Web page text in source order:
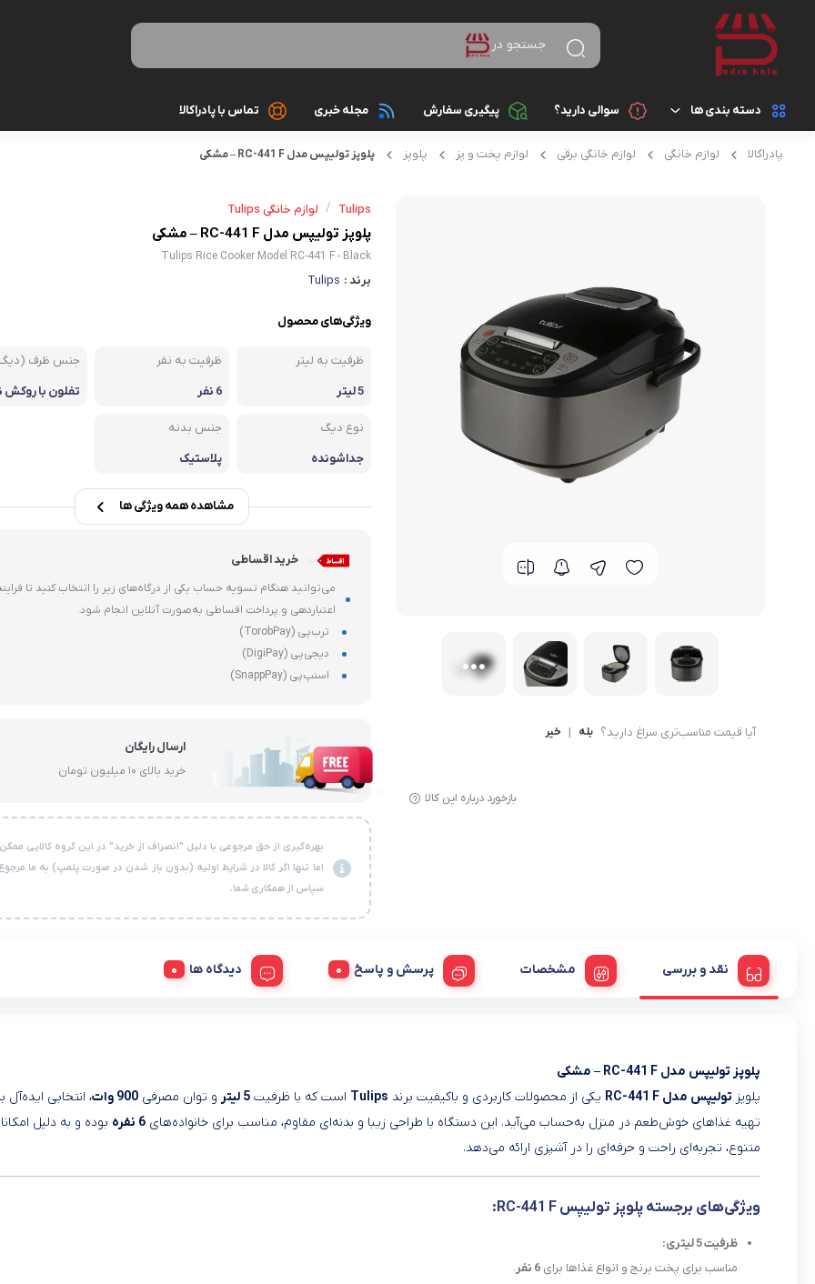
جستجو در
دسته بندی ها
کالای دیجیتال لوازم جانبی گوشی موبایل
تبدیل ها
شارژر موبایل و تبلت
ساعت هوشمند و مچ بند
محافظ صفحه نمایش گوشی
رینگ لایت
کارت حافظه
کارت خوان ram reader
کامپیوتر و تجهیزات جانبی
قطعات داخلی کامپیوتر
کابل صدا، AUX, HMDI
کابل پاور
کتاب، لوازم تحریر و هنر
ورزش و سفر
ابزار آلات و تجهیزات
سوالی دارید؟ پیگیری سفارش مجله خبری تماس با پادراکالا
پادراکالا لوازم خانگی لوازم خانگی برقی لوازم پخت و پز پلوپز پلوپز تولیپس مدل RC-441 F – مشکی
آیا قیمت مناسب‌تری سراغ دارید؟ بله | خیر
بازخورد درباره این کالا
Tulips
/ لوازم خانگی Tulips
پلوپز تولیپس مدل RC-441 F – مشکی
Tulips Rice Cooker Model RC-441 F - Black
برند : Tulips
ویژگی‌های محصول
ظرفیت به لیتر
5 لیتر
ظرفیت به نفر
6 نفر
جنس ظرف
تفلون با
نوع دیگ
جداشونده
جنس بدنه
پلاستیک
مشاهده همه ویژگی ها
خرید اقساطی
می‌توانید هنگام تسویه حساب یکی از درگاه‌های زیر را انتخاب کنید تا
اعتباردهی و پرداخت اقساطی به‌صورت آنلاین انجام شود.
ترب‌پی (TorobPay)
دیجی‌پی (DigiPay)
اسنپ‌پی (SnappPay)
ارسال رایگان
خرید بالای ۱۰ میلیون تومان
بهره‌گیری از حق مرجوعی با دلیل "انصراف از خرید" در این گروه کالایی
اما تنها اگر کالا در شرایط اولیه (بدون باز شدن در صورت پلمپ) به ما
سپاس از همکاری شما.
نقد و بررسی مشخصات پرسش و پاسخ دیدگاه ها
پلوپز تولیپس مدل RC-441 F – مشکی
پلوپز تولیپس مدل RC-441 F یکی از محصولات کاربردی و باکیفیت برند Tulips است که با ظرفیت 5 لیتر و توان مصرفی 900 وات
، انتخابی ایده‌آل
تهیه غذاهای خوش‌طعم در منزل به‌حساب می‌آید. این دستگاه با طراحی زیبا و بدنه‌ای مقاوم، مناسب برای خانواده‌های 6 نفره
بوده و به دلیل
متنوع، تجربه‌ای راحت و حرفه‌ای را در آشپزی ارائه می‌دهد.
ویژگی‌های برجسته پلوپز تولیپس RC-441 F:
ظرفیت 5 لیتری:
مناسب برای پخت برنج و انواع غذاها برای 6 نفر
.